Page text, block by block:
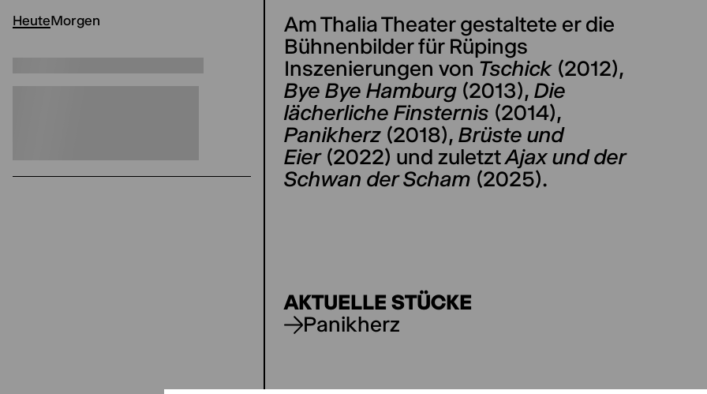
HeuteMorgen
Am Thalia Theater gestaltete er die
Bühnenbilder für Rüpings
Inszenierungen von Tschick (2012),
Bye Bye Hamburg (2013), Die
lächerliche Finsternis (2014),
Panikherz (2018), Brüste und
Eier(2022) und zuletztAjax und der
Schwan der Scham (2025).
AKTUELLE STÜCKE
Panikherz